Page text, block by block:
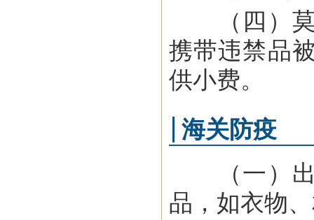
（四）莫
携带违禁品
供小费。
海关防疫
（一）出
品，如衣物